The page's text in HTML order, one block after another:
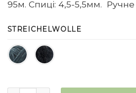
95м. Спиці: 4,5-5,5мм.
STREICHELWOLLE